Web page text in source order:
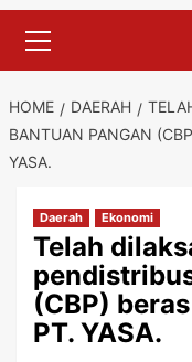
Menu
HOME DAERAH
BANTUAN PANGAN
YASA.
Daerah Ekonomi
Telah
(CBP)
PT. YASA.